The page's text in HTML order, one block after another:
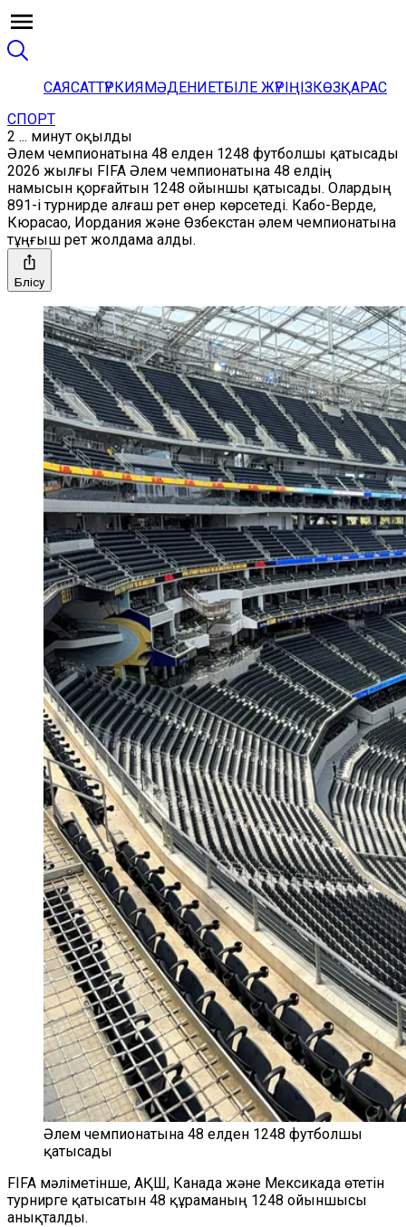
САЯСАТТҮРКИЯМӘДЕНИЕТБІЛЕ ЖҮРІҢІЗКӨЗҚАРАС
СПОРТ
2 ... минут оқылды
Әлем чемпионатына 48 елден 1248 футболшы қатысады
2026 жылғы FIFA Әлем чемпионатына 48 елдің
намысын қорғайтын 1248 ойыншы қатысады. Олардың
891-і турнирде алғаш рет өнер көрсетеді. Кабо-Верде,
Кюрасао, Иордания және Өзбекстан әлем чемпионатына
тұңғыш рет жолдама алды.
Бөлісу
Әлем чемпионатына 48 елден 1248 футболшы
қатысады
FIFA мәліметінше, АҚШ, Канада және Мексикада өтетін
турнирге қатысатын 48 құраманың 1248 ойыншысы
анықталды.